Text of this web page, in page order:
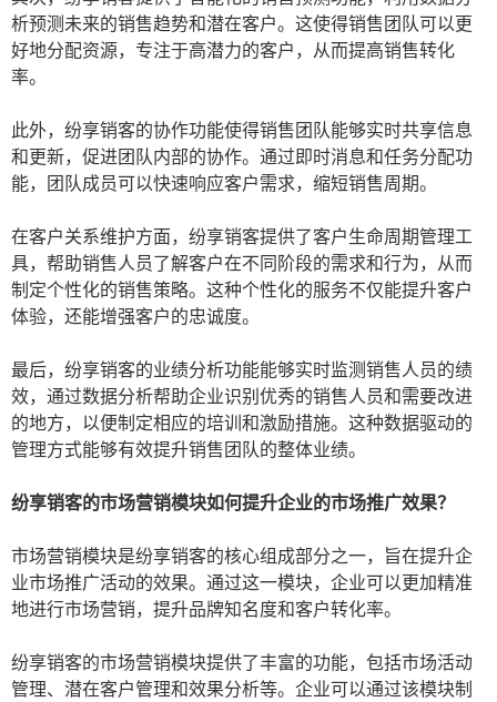
析预测未来的销售趋势和潜在客户。这使得销售团队可以更
好地分配资源，专注于高潜力的客户，从而提高销售转化
率。
此外，纷享销客的协作功能使得销售团队能够实时共享信息
和更新，促进团队内部的协作。通过即时消息和任务分配功
能，团队成员可以快速响应客户需求，缩短销售周期。
在客户关系维护方面，纷享销客提供了客户生命周期管理工
具，帮助销售人员了解客户在不同阶段的需求和行为，从而
制定个性化的销售策略。这种个性化的服务不仅能提升客户
体验，还能增强客户的忠诚度。
最后，纷享销客的业绩分析功能能够实时监测销售人员的绩
效，通过数据分析帮助企业识别优秀的销售人员和需要改进
的地方，以便制定相应的培训和激励措施。这种数据驱动的
管理方式能够有效提升销售团队的整体业绩。
纷享销客的市场营销模块如何提升企业的市场推广效果？
市场营销模块是纷享销客的核心组成部分之一，旨在提升企
业市场推广活动的效果。通过这一模块，企业可以更加精准
地进行市场营销，提升品牌知名度和客户转化率。
纷享销客的市场营销模块提供了丰富的功能，包括市场活动
管理、潜在客户管理和效果分析等。企业可以通过该模块制